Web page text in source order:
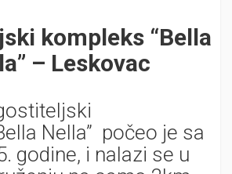
kompleks “Bella
– Leskovac
Nella” počeo je sa
godine, i nalazi se u